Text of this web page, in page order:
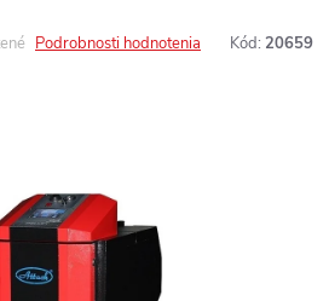
Podrobnosti hodnotenia Kód: 20659